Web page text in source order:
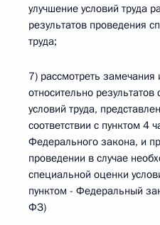
улучшение условий труда
результатов проведения
труда;
7) рассмотреть
относительно
условий труда,
соответствии с пунктом 4
Федерального закона, и
проведении в случае
специальной оценки
пунктом - Федеральный
ФЗ)